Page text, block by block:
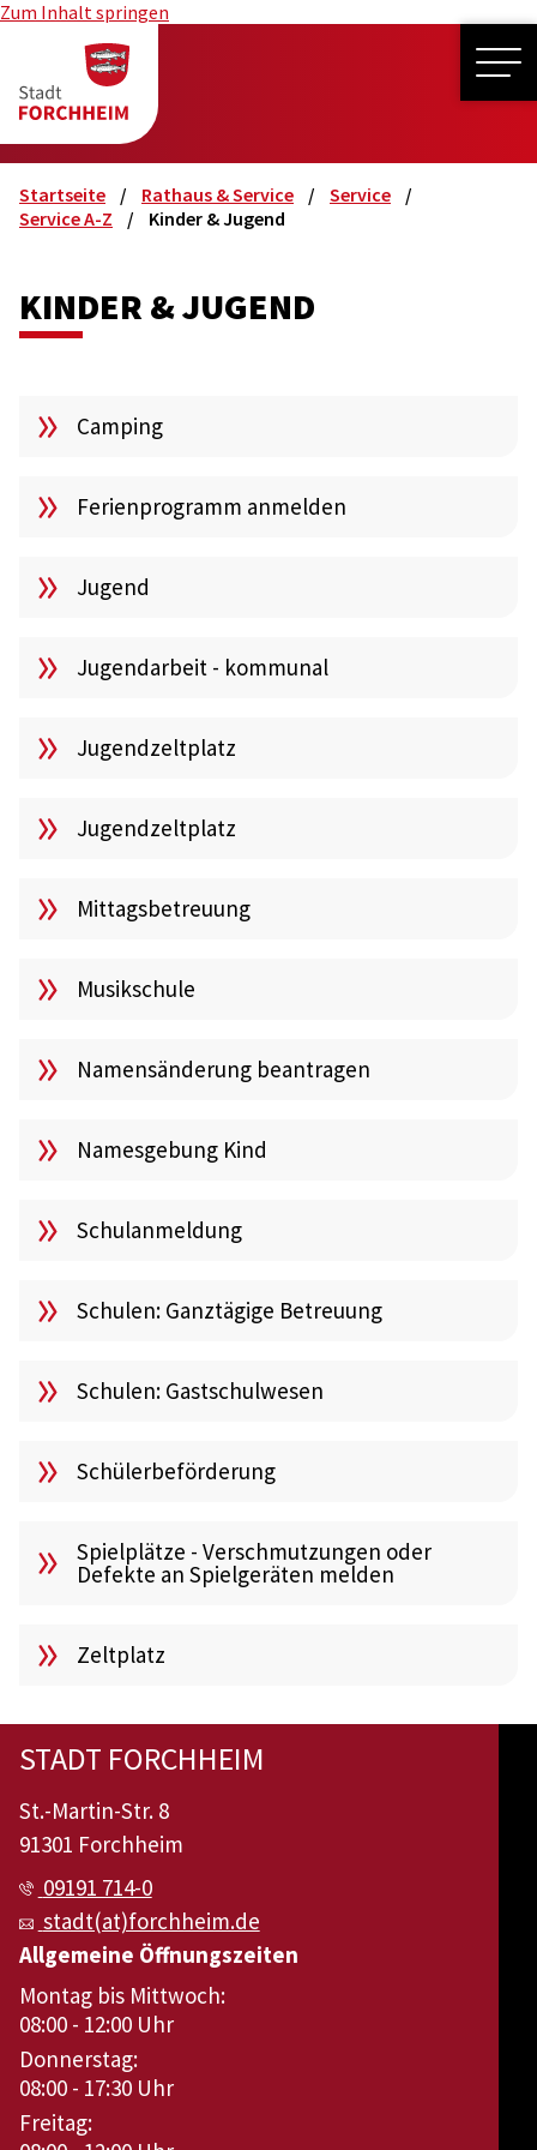
Zum Inhalt springen
Startseite Rathaus & Service
Service
Service A-Z
Kinder & Jugend
KINDER & JUGEND
Camping
Ferienprogramm anmelden
Jugend
Jugendarbeit - kommunal
Jugendzeltplatz
Jugendzeltplatz
Mittagsbetreuung
Musikschule
Namensänderung beantragen
Namesgebung Kind
Schulanmeldung
Schulen: Ganztägige Betreuung
Schulen: Gastschulwesen
Schülerbeförderung
Spielplätze - Verschmutzungen oder
Defekte an Spielgeräten melden
Zeltplatz
STADT FORCHHEIM
St.-Martin-Str. 8
91301 Forchheim
09191 714-0
stadt(at)forchheim.de
Allgemeine Öffnungszeiten
Montag bis Mittwoch:
08:00 - 12:00 Uhr
Donnerstag:
08:00 - 17:30 Uhr
Freitag: